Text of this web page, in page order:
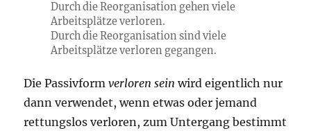
Durch die Reorganisation gehen viele
Arbeitsplätze verloren.
Durch die Reorganisation sind viele
Arbeitsplätze verloren gegangen.
Die Passivformverloren sein wird eigentlich nur
dann verwendet, wenn etwas oder jemand
rettungslos verloren, zum Untergang bestimmt